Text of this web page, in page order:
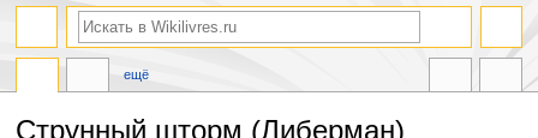
Струнный шторм (Либерман)
ещё